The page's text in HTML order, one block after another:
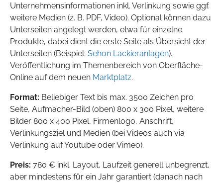
Unternehmensinformationen inkl. Verlinkung sowie ggf.
weitere Medien (z. B. PDF, Video). Optional können dazu
Unterseiten angelegt werden, etwa für einzelne
Produkte, dabei dient die erste Seite als Übersicht der
Unterseiten (Beispiel: Sehon Lackieranlagen).
Veröffentlichung im Themenbereich von Oberfläche-
Online auf dem neuen Marktplatz.
Format: Beliebiger Text bis max. 3500 Zeichen pro
Seite, Aufmacher-Bild (oben) 800 x 300 Pixel, weitere
Bilder 800 x 400 Pixel, Firmenlogo, Anschrift,
Verlinkungsziel und Medien (bei Videos auch via
Verlinkung auf Youtube oder Vimeo).
Preis: 780 € inkl. Layout, Laufzeit generell unbegrenzt,
aber mindestens für ein Jahr garantiert (danach nach